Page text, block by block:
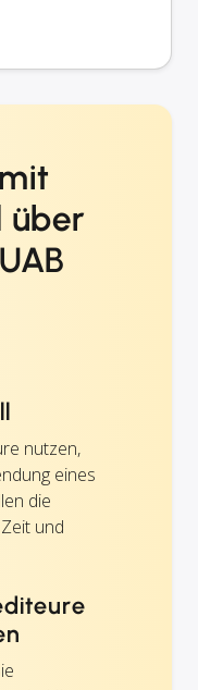
über
nutzen,
eines
die
und